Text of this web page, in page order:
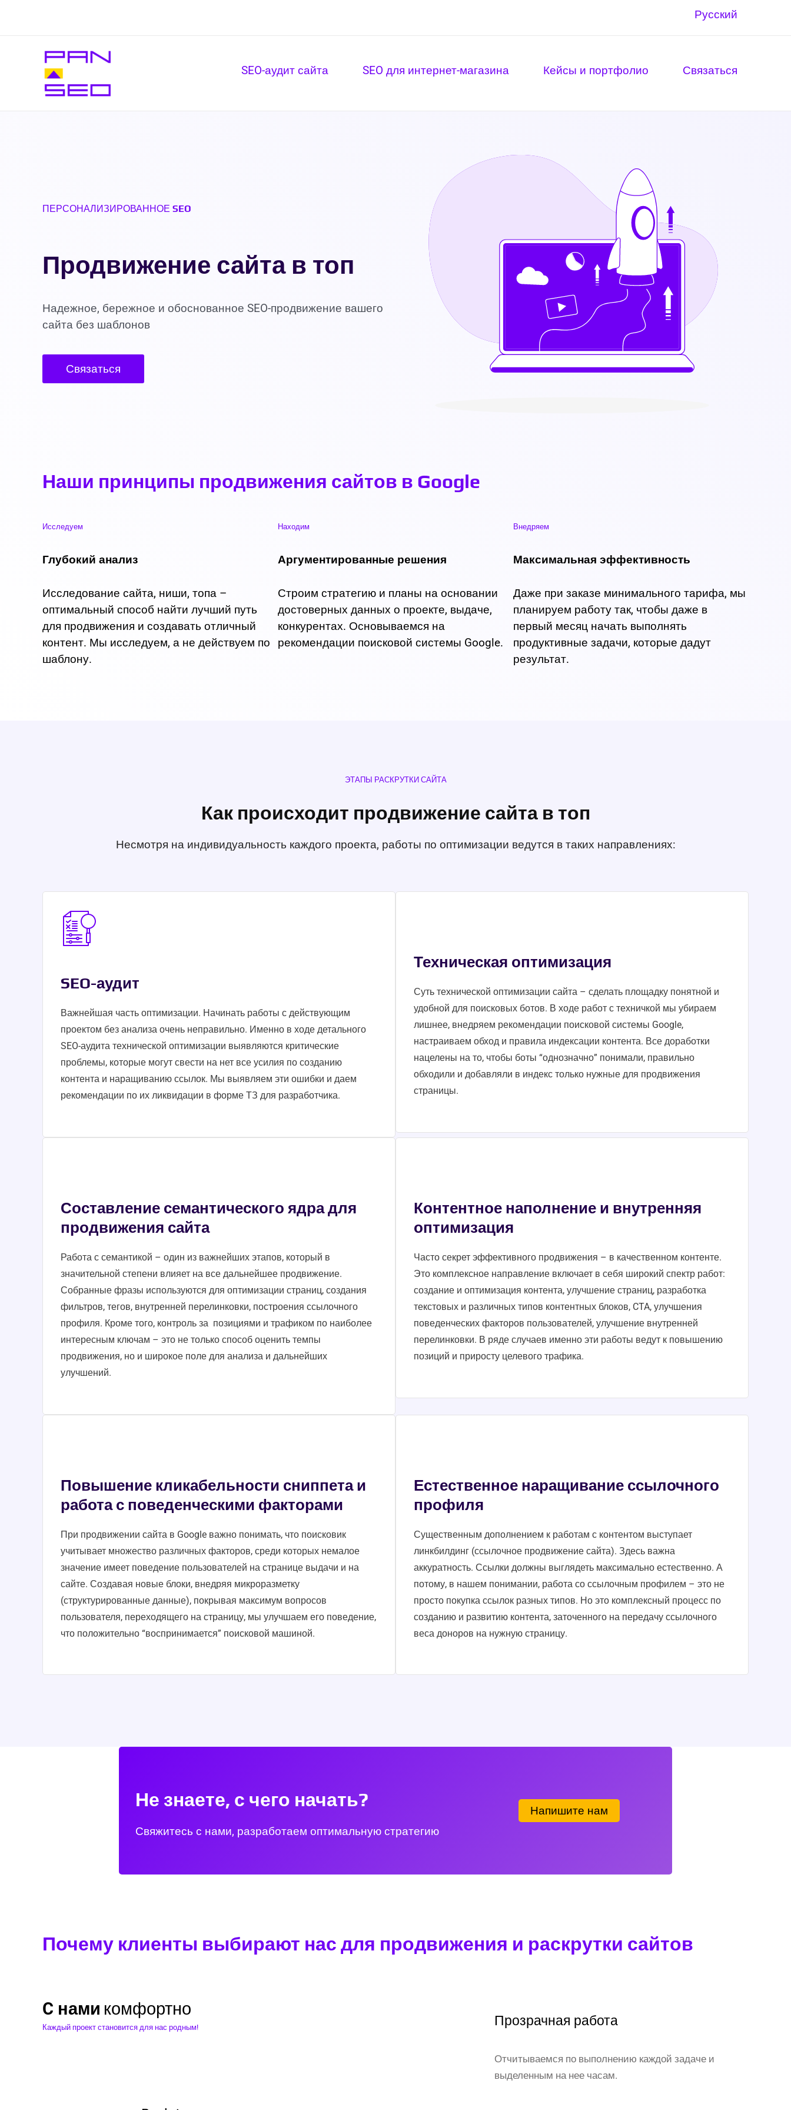
Русский
SEO-аудит сайта SEO для интернет-магазина Кейсы и портфолио Связаться
ПЕРСОНАЛИЗИРОВАННОЕ SEO
Продвижение сайта в топ
Надежное, бережное и обоснованное SEO-продвижение вашего
сайта без шаблонов
Связаться
Наши принципы продвижения сайтов в Google
Исследуем
Глубокий анализ
Исследование сайта, ниши, топа –
оптимальный способ найти лучший путь
для продвижения и создавать отличный
контент. Мы исследуем, а не действуем по
шаблону.
Находим
Аргументированные решения
Строим стратегию и планы на основании
достоверных данных о проекте, выдаче,
конкурентах. Основываемся на
рекомендации поисковой системы Google.
Внедряем
Максимальная эффективность
Даже при заказе минимального тарифа, мы
планируем работу так, чтобы даже в
первый месяц начать выполнять
продуктивные задачи, которые дадут
результат.
ЭТАПЫ РАСКРУТКИ САЙТА
Как происходит продвижение сайта в топ
Несмотря на индивидуальность каждого проекта, работы по оптимизации ведутся в таких направлениях:
SEO-аудит
Важнейшая часть оптимизации. Начинать работы с действующим
проектом без анализа очень неправильно. Именно в ходе детального
SEO-аудита технической оптимизации выявляются критические
проблемы, которые могут свести на нет все усилия по созданию
контента и наращиванию ссылок. Мы выявляем эти ошибки и даем
рекомендации по их ликвидации в форме ТЗ для разработчика.
Техническая оптимизация
Суть технической оптимизации сайта – сделать площадку понятной и
удобной для поисковых ботов. В ходе работ с техничкой мы убираем
лишнее, внедряем рекомендации поисковой системы Google,
настраиваем обход и правила индексации контента. Все доработки
нацелены на то, чтобы боты “однозначно” понимали, правильно
обходили и добавляли в индекс только нужные для продвижения
страницы.
Составление семантического ядра для
продвижения сайта
Работа с семантикой – один из важнейших этапов, который в
значительной степени влияет на все дальнейшее продвижение.
Собранные фразы используются для оптимизации страниц, создания
фильтров, тегов, внутренней перелинковки, построения ссылочного
профиля. Кроме того, контроль за позициями и трафиком по наиболее
интересным ключам – это не только способ оценить темпы
продвижения, но и широкое поле для анализа и дальнейших
улучшений.
Контентное наполнение и внутренняя
оптимизация
Часто секрет эффективного продвижения – в качественном контенте.
Это комплексное направление включает в себя широкий спектр работ:
создание и оптимизация контента, улучшение страниц, разработка
текстовых и различных типов контентных блоков, CTA, улучшения
поведенческих факторов пользователей, улучшение внутренней
перелинковки. В ряде случаев именно эти работы ведут к повышению
позиций и приросту целевого трафика.
Повышение кликабельности сниппета и
работа с поведенческими факторами
При продвижении сайта в Google важно понимать, что поисковик
учитывает множество различных факторов, среди которых немалое
значение имеет поведение пользователей на странице выдачи и на
сайте. Создавая новые блоки, внедряя микроразметку
(структурированные данные), покрывая максимум вопросов
пользователя, переходящего на страницу, мы улучшаем его поведение,
что положительно “воспринимается” поисковой машиной.
Естественное наращивание ссылочного
профиля
Существенным дополнением к работам с контентом выступает
линкбилдинг (ссылочное продвижение сайта). Здесь важна
аккуратность. Ссылки должны выглядеть максимально естественно. А
потому, в нашем понимании, работа со ссылочным профилем – это не
просто покупка ссылок разных типов. Но это комплексный процесс по
созданию и развитию контента, заточенного на передачу ссылочного
веса доноров на нужную страницу.
Не знаете, с чего начать?
Свяжитесь с нами, разработаем оптимальную стратегию
Напишите нам
Почему клиенты выбирают нас для продвижения и раскрутки сайтов
C нами эффективно
Каждый проект становится для нас родным! Прозрачная работа
Отчитываемся по выполнению каждой задаче и
выделенным на нее часам.